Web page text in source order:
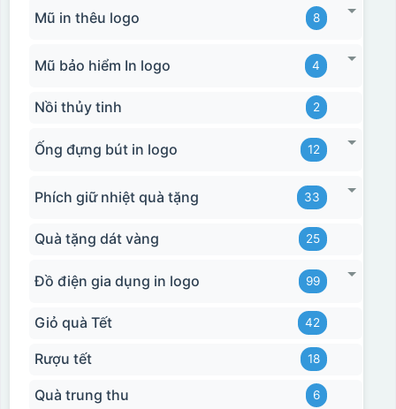
Mũ in thêu logo 8
Mũ bảo hiểm In logo 4
Nồi thủy tinh 2
Ống đựng bút in logo 12
Phích giữ nhiệt quà tặng 33
Quà tặng dát vàng 25
Đồ điện gia dụng in logo 99
Giỏ quà Tết 42
Rượu tết 18
Quà trung thu 6